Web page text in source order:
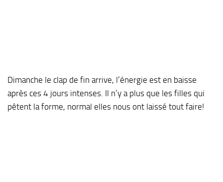
Dimanche le clap de fin arrive, l’énergie est en baisse
après ces 4 jours intenses. Il n’y a plus que les filles qui
pêtent la forme, normal elles nous ont laissé tout faire!